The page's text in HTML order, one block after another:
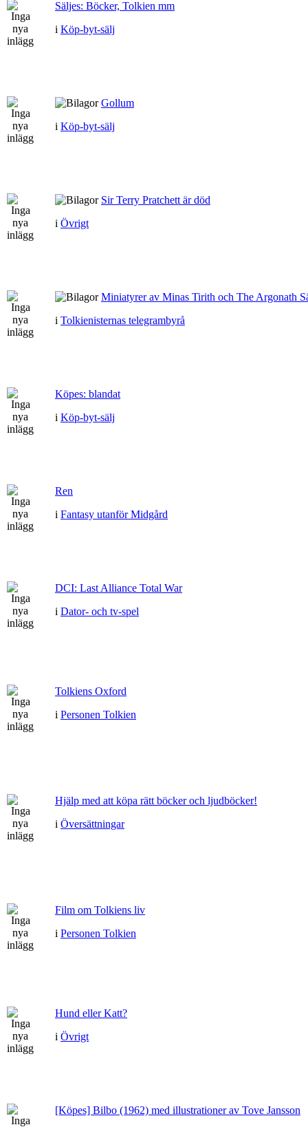
Säljes: Böcker, Tolkien mm
i Köp-byt-sälj
Gollum
i Köp-byt-sälj
Sir Terry Pratchett är död
i Övrigt
Miniatyrer av Minas Tirith och The Argonath
i Tolkienisternas telegrambyrå
Köpes: blandat
i Köp-byt-sälj
Ren
i Fantasy utanför Midgård
DCI: Last Alliance Total War
i Dator- och tv-spel
Tolkiens Oxford
i Personen Tolkien
Hjälp med att köpa rätt böcker och ljudböcker!
i Översättningar
Film om Tolkiens liv
i Personen Tolkien
Hund eller Katt?
i Övrigt
[Köpes] Bilbo (1962) med illustrationer av Tove Jansson